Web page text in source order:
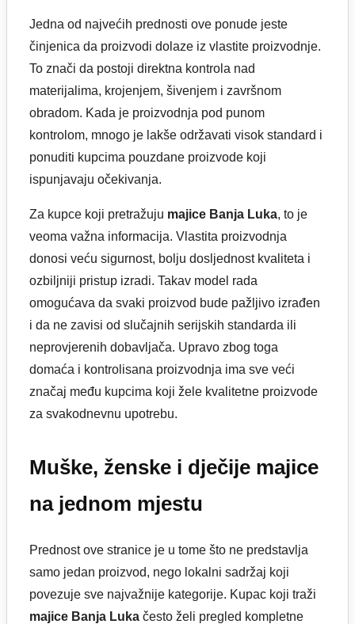
Jedna od najvećih prednosti ove ponude jeste
činjenica da proizvodi dolaze iz vlastite proizvodnje.
To znači da postoji direktna kontrola nad
materijalima, krojenjem, šivenjem i završnom
obradom. Kada je proizvodnja pod punom
kontrolom, mnogo je lakše održavati visok standard i
ponuditi kupcima pouzdane proizvode koji
ispunjavaju očekivanja.
Za kupce koji pretražuju majice Banja Luka, to je
veoma važna informacija. Vlastita proizvodnja
donosi veću sigurnost, bolju dosljednost kvaliteta i
ozbiljniji pristup izradi. Takav model rada
omogućava da svaki proizvod bude pažljivo izrađen
i da ne zavisi od slučajnih serijskih standarda ili
neprovjerenih dobavljača. Upravo zbog toga
domaća i kontrolisana proizvodnja ima sve veći
značaj među kupcima koji žele kvalitetne proizvode
za svakodnevnu upotrebu.
Muške, ženske i dječije majice
na jednom mjestu
Prednost ove stranice je u tome što ne predstavlja
samo jedan proizvod, nego lokalni sadržaj koji
povezuje sve najvažnije kategorije. Kupac koji traži
majice Banja Luka često želi pregled kompletne